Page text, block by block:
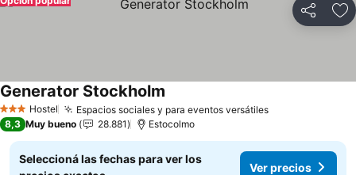
Compartir
3 EstrellasHostel Espacios sociales y para eventos versátilesVer precios
Generator Stockholm
8,3 Muy bueno 28.881 Estocolmo
Seleccioná las fechas para ver los
Ver precios